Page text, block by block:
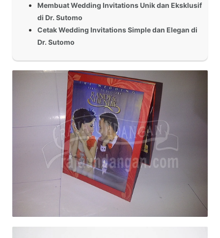
Membuat Wedding Invitations Unik dan Eksklusif
di Dr. Sutomo
Cetak Wedding Invitations Simple dan Elegan di
Dr. Sutomo